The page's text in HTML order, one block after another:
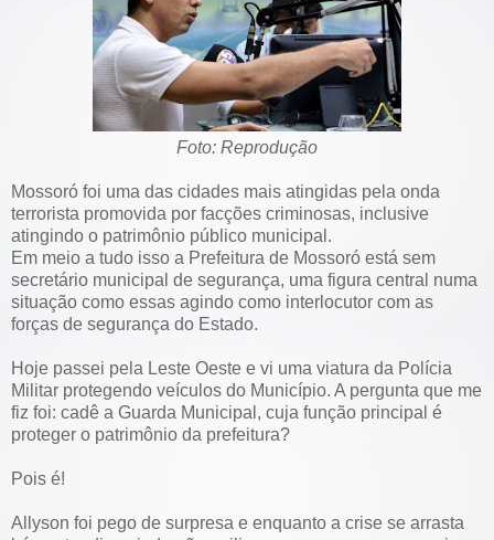
Foto: Reprodução
Mossoró foi uma das cidades mais atingidas pela onda
terrorista promovida por facções criminosas, inclusive
atingindo o patrimônio público municipal.
Em meio a tudo isso a Prefeitura de Mossoró está sem
secretário municipal de segurança, uma figura central numa
situação como essas agindo como interlocutor com as
forças de segurança do Estado.
Hoje passei pela Leste Oeste e vi uma viatura da Polícia
Militar protegendo veículos do Município. A pergunta que me
fiz foi: cadê a Guarda Municipal, cuja função principal é
proteger o patrimônio da prefeitura?
Pois é!
Allyson foi pego de surpresa e enquanto a crise se arrasta